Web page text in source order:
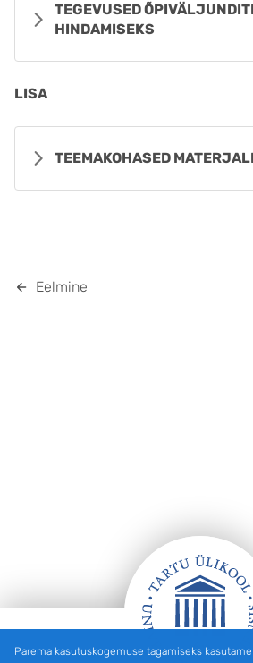
TEGEVUSED
HINDAMISEKS
LISA
TEEMAKOHASED
Eelmine
Parema kasutuskogemuse tagamiseks